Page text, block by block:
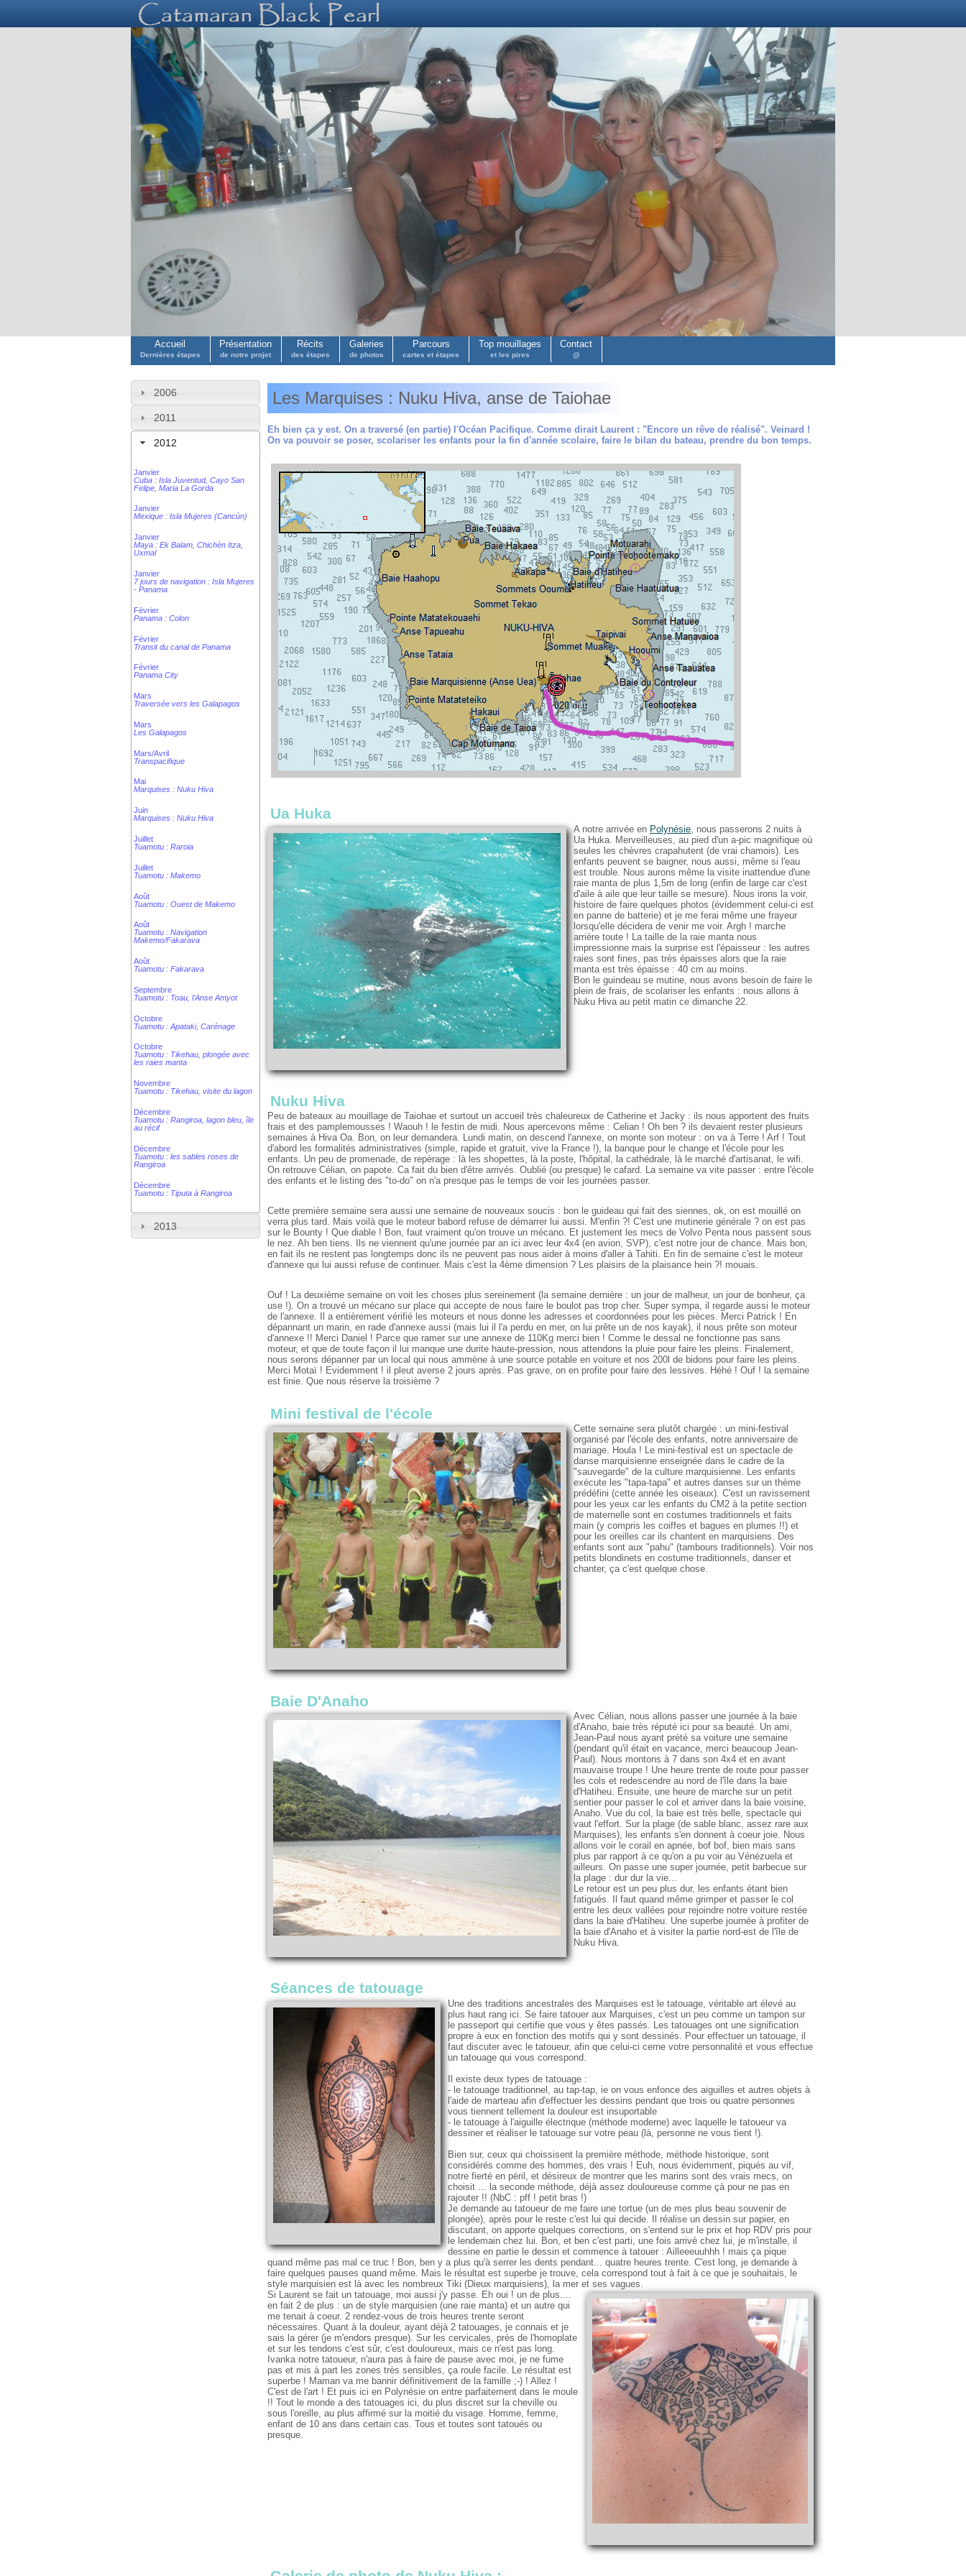
Accueil
Dernières étapes
Présentation
de notre projet
Récits
des étapes
Galeries
de photos
Parcours
cartes et étapes
Top mouillages
et les pires
Contact
@
2006
2011
2012
Janvier
Cuba : Isla Juventud, Cayo San
Felipe, Maria La Gorda
Janvier
Mexique : Isla Mujeres (Cancùn)
Janvier
Maya : Ek Balam, Chichèn Itza,
Uxmal
Janvier
7 jours de navigation : Isla Mujeres
- Panama
Février
Panama : Colon
Février
Transit du canal de Panama
Février
Panama City
Mars
Traversée vers les Galapagos
Mars
Les Galapagos
Mars/Avril
Transpacifique
Mai
Marquises : Nuku Hiva
Juin
Marquises : Nuku Hiva
Juillet
Tuamotu : Raroia
Juillet
Tuamotu : Makemo
Août
Tuamotu : Ouest de Makemo
Août
Tuamotu : Navigation
Makemo/Fakarava
Août
Tuamotu : Fakarava
Septembre
Tuamotu : Toau, l'Anse Amyot
Octobre
Tuamotu : Apataki, Carénage
Octobre
Tuamotu : Tikehau, plongée avec
les raies manta
Novembre
Tuamotu : Tikehau, visite du lagon
Décembre
Tuamotu : Rangiroa, lagon bleu, île
au récif
Décembre
Tuamotu : les sables roses de
Rangiroa
Décembre
Tuamotu : Tiputa à Rangiroa
2013
Les Marquises : Nuku Hiva, anse de Taiohae
Eh bien ça y est. On a traversé (en partie) l'Océan Pacifique. Comme dirait Laurent : "Encore un rêve de réalisé". Veinard !
On va pouvoir se poser, scolariser les enfants pour la fin d'année scolaire, faire le bilan du bateau, prendre du bon temps.
Ua Huka
A notre arrivée en Polynésie , nous passerons 2 nuits à
Ua Huka. Merveilleuses, au pied d'un a-pic magnifique où
seules les chèvres crapahutent (de vrai chamois). Les
enfants peuvent se baigner, nous aussi, même si l'eau
est trouble. Nous aurons même la visite inattendue d'une
raie manta de plus 1,5m de long (enfin de large car c'est
d'aile à aile que leur taille se mesure). Nous irons la voir,
histoire de faire quelques photos (évidemment celui-ci est
en panne de batterie) et je me ferai même une frayeur
lorsqu'elle décidera de venir me voir. Argh ! marche
arrière toute ! La taille de la raie manta nous
impressionne mais la surprise est l'épaisseur : les autres
raies sont fines, pas très épaisses alors que la raie
manta est très épaisse : 40 cm au moins.
Bon le guindeau se mutine, nous avons besoin de faire le
plein de frais, de scolariser les enfants : nous allons à
Nuku Hiva au petit matin ce dimanche 22.
Nuku Hiva
Peu de bateaux au mouillage de Taiohae et surtout un accueil très chaleureux de Catherine et Jacky : ils nous apportent des fruits
frais et des pamplemousses ! Waouh ! le festin de midi. Nous apercevons même : Celian ! Oh ben ? ils devaient rester plusieurs
semaines à Hiva Oa. Bon, on leur demandera. Lundi matin, on descend l'annexe, on monte son moteur : on va à Terre ! Arf ! Tout
d'abord les formalités administratives (simple, rapide et gratuit, vive la France !), la banque pour le change et l'école pour les
enfants. Un peu de promenade, de repèrage : là les shopettes, là la poste, l'hôpital, la cathédrale, là le marché d'artisanat, le wifi.
On retrouve Célian, on papote. Ca fait du bien d'être arrivés. Oublié (ou presque) le cafard. La semaine va vite passer : entre l'école
des enfants et le listing des "to-do" on n'a presque pas le temps de voir les journées passer.
Cette première semaine sera aussi une semaine de nouveaux soucis : bon le guideau qui fait des siennes, ok, on est mouillé on
verra plus tard. Mais voilà que le moteur babord refuse de démarrer lui aussi. M'enfin ?! C'est une mutinerie générale ? on est pas
sur le Bounty ! Que diable ! Bon, faut vraiment qu'on trouve un mécano. Et justement les mecs de Volvo Penta nous passent sous
le nez. Ah ben tiens. Ils ne viennent qu'une journée par an ici avec leur 4x4 (en avion, SVP), c'est notre jour de chance. Mais bon,
en fait ils ne restent pas longtemps donc ils ne peuvent pas nous aider à moins d'aller à Tahiti. En fin de semaine c'est le moteur
d'annexe qui lui aussi refuse de continuer. Mais c'est la 4ème dimension ? Les plaisirs de la plaisance hein ?! mouais.
Ouf ! La deuxième semaine on voit les choses plus sereinement (la semaine dernière : un jour de malheur, un jour de bonheur, ça
use !). On a trouvé un mécano sur place qui accepte de nous faire le boulot pas trop cher. Super sympa, il regarde aussi le moteur
de l'annexe. Il a entièrement vérifié les moteurs et nous donne les adresses et coordonnées pour les pièces. Merci Patrick ! En
dépannant un marin, en rade d'annexe aussi (mais lui il l'a perdu en mer, on lui prête un de nos kayak), il nous prête son moteur
d'annexe !! Merci Daniel ! Parce que ramer sur une annexe de 110Kg merci bien ! Comme le dessal ne fonctionne pas sans
moteur, et que de toute façon il lui manque une durite haute-pression, nous attendons la pluie pour faire les pleins. Finalement,
nous serons dépanner par un local qui nous ammène à une source potable en voiture et nos 200l de bidons pour faire les pleins.
Merci Motaï ! Evidemment ! il pleut averse 2 jours après. Pas grave, on en profite pour faire des lessives. Héhé ! Ouf ! la semaine
est finie. Que nous réserve la troisième ?
Mini festival de l'école
Cette semaine sera plutôt chargée : un mini-festival
organisé par l'école des enfants, notre anniversaire de
mariage. Houla ! Le mini-festival est un spectacle de
danse marquisienne enseignée dans le cadre de la
"sauvegarde" de la culture marquisienne. Les enfants
exécute les "tapa-tapa" et autres danses sur un thème
prédéfini (cette année les oiseaux). C'est un ravissement
pour les yeux car les enfants du CM2 à la petite section
de maternelle sont en costumes traditionnels et faits
main (y compris les coiffes et bagues en plumes !!) et
pour les oreilles car ils chantent en marquisiens. Des
enfants sont aux "pahu" (tambours traditionnels). Voir nos
petits blondinets en costume traditionnels, danser et
chanter, ça c'est quelque chose.
Baie D'Anaho
Avec Célian, nous allons passer une journée à la baie
d'Anaho, baie très réputé ici pour sa beauté. Un ami,
Jean-Paul nous ayant prété sa voiture une semaine
(pendant qu'il était en vacance, merci beaucoup Jean-
Paul). Nous montons à 7 dans son 4x4 et en avant
mauvaise troupe ! Une heure trente de route pour passer
les cols et redescendre au nord de l'île dans la baie
d'Hatiheu. Ensuite, une heure de marche sur un petit
sentier pour passer le col et arriver dans la baie voisine,
Anaho. Vue du col, la baie est très belle, spectacle qui
vaut l'effort. Sur la plage (de sable blanc, assez rare aux
Marquises), les enfants s'en donnent à coeur joie. Nous
allons voir le corail en apnée, bof bof, bien mais sans
plus par rapport à ce qu'on a pu voir au Vénézuela et
ailleurs. On passe une super journée, petit barbecue sur
la plage : dur dur la vie...
Le retour est un peu plus dur, les enfants étant bien
fatigués. Il faut quand même grimper et passer le col
entre les deux vallées pour rejoindre notre voiture restée
dans la baie d'Hatiheu. Une superbe journée à profiter de
la baie d'Anaho et à visiter la partie nord-est de l'île de
Nuku Hiva.
Séances de tatouage
Une des traditions ancestrales des Marquises est le tatouage, véritable art élevé au
plus haut rang ici. Se faire tatouer aux Marquises, c'est un peu comme un tampon sur
le passeport qui certifie que vous y êtes passés. Les tatouages ont une signification
propre à eux en fonction des motifs qui y sont dessinés. Pour effectuer un tatouage, il
faut discuter avec le tatoueur, afin que celui-ci cerne votre personnalité et vous effectue
un tatouage qui vous correspond.
Il existe deux types de tatouage :
- le tatouage traditionnel, au tap-tap, ie on vous enfonce des aiguilles et autres objets à
l'aide de marteau afin d'effectuer les dessins pendant que trois ou quatre personnes
vous tiennent tellement la douleur est insuportable
- le tatouage à l'aiguille électrique (méthode moderne) avec laquelle le tatoueur va
dessiner et réaliser le tatouage sur votre peau (là, personne ne vous tient !).
Bien sur, ceux qui choissisent la première méthode, méthode historique, sont
considérés comme des hommes, des vrais ! Euh, nous évidemment, piqués au vif,
notre fierté en péril, et désireux de montrer que les marins sont des vrais mecs, on
choisit ... la seconde méthode, déjà assez douloureuse comme çà pour ne pas en
rajouter !! (NbC : pff ! petit bras !)
Je demande au tatoueur de me faire une tortue (un de mes plus beau souvenir de
plongée), après pour le reste c'est lui qui decide. Il réalise un dessin sur papier, en
discutant, on apporte quelques corrections, on s'entend sur le prix et hop RDV pris pour
le lendemain chez lui. Bon, et ben c'est parti, une fois arrivé chez lui, je m'installe, il
dessine en partie le dessin et commence à tatouer : Ailleeeuuhhh ! mais ça pique
quand même pas mal ce truc ! Bon, ben y a plus qu'à serrer les dents pendant... quatre heures trente. C'est long, je demande à
faire quelques pauses quand même. Mais le résultat est superbe je trouve, cela correspond tout à fait à ce que je souhaitais, le
style marquisien est là avec les nombreux Tiki (Dieux marquisiens), la mer et ses vagues.
Si Laurent se fait un tatouage, moi aussi j'y passe. Eh oui ! un de plus....
en fait 2 de plus : un de style marquisien (une raie manta) et un autre qui
me tenait à coeur. 2 rendez-vous de trois heures trente seront
nécessaires. Quant à la douleur, ayant déjà 2 tatouages, je connais et je
sais la gérer (je m'endors presque). Sur les cervicales, près de l'homoplate
et sur les tendons c'est sûr, c'est douloureux, mais ce n'est pas long.
Ivanka notre tatoueur, n'aura pas à faire de pause avec moi, je ne fume
pas et mis à part les zones très sensibles, ça roule facile. Le résultat est
superbe ! Maman va me bannir définitivement de la famille ;-) ! Allez !
C'est de l'art ! Et puis ici en Polynésie on entre parfaitement dans le moule
!! Tout le monde a des tatouages ici, du plus discret sur la cheville ou
sous l'oreille, au plus affirmé sur la moitié du visage. Homme, femme,
enfant de 10 ans dans certain cas. Tous et toutes sont tatoués ou
presque.